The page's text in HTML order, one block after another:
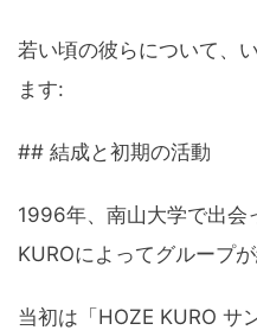
若い頃の彼らについて、
ます:
## 結成と初期の活動
1996年、南山大学で出会
KUROによってグループ
当初は「HOZE KURO サ